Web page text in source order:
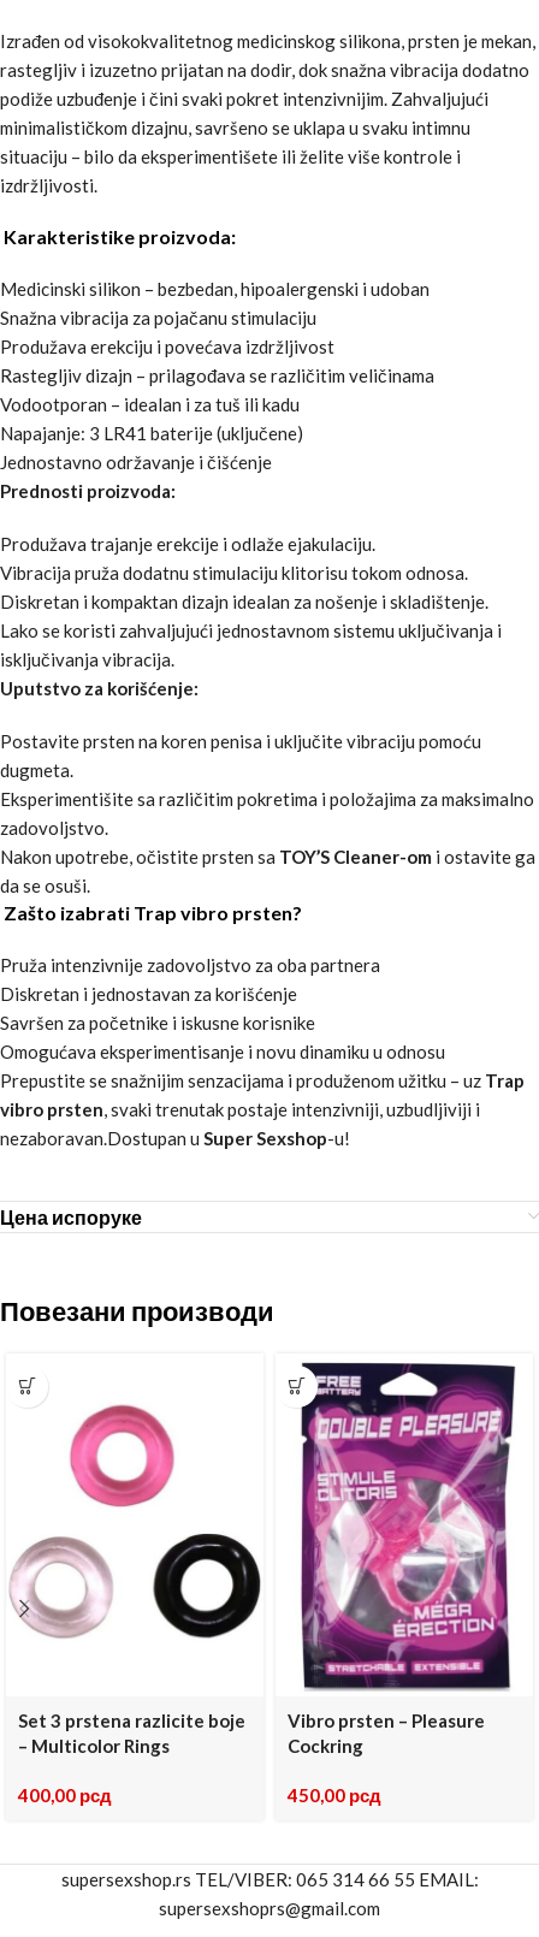
Izrađen od visokokvalitetnog medicinskog silikona, prsten je mekan,
rastegljiv i izuzetno prijatan na dodir, dok snažna vibracija dodatno
podiže uzbuđenje i čini svaki pokret intenzivnijim. Zahvaljujući
minimalističkom dizajnu, savršeno se uklapa u svaku intimnu
situaciju – bilo da eksperimentišete ili želite više kontrole i
izdržljivosti.
Karakteristike proizvoda:
Medicinski silikon – bezbedan, hipoalergenski i udoban
Snažna vibracija za pojačanu stimulaciju
Produžava erekciju i povećava izdržljivost
Rastegljiv dizajn – prilagođava se različitim veličinama
Vodootporan – idealan i za tuš ili kadu
Napajanje: 3 LR41 baterije (uključene)
Jednostavno održavanje i čišćenje
Prednosti proizvoda:
Produžava trajanje erekcije i odlaže ejakulaciju.
Vibracija pruža dodatnu stimulaciju klitorisu tokom odnosa.
Diskretan i kompaktan dizajn idealan za nošenje i skladištenje.
Lako se koristi zahvaljujući jednostavnom sistemu uključivanja i
isključivanja vibracija.
Uputstvo za korišćenje:
Postavite prsten na koren penisa i uključite vibraciju pomoću
dugmeta.
Eksperimentišite sa različitim pokretima i položajima za maksimalno
zadovoljstvo.
Nakon upotrebe, očistite prsten sa TOY’S Cleaner-om i ostavite ga
da se osuši.
Zašto izabrati Trap vibro prsten?
Pruža intenzivnije zadovoljstvo za oba partnera
Diskretan i jednostavan za korišćenje
Savršen za početnike i iskusne korisnike
Omogućava eksperimentisanje i novu dinamiku u odnosu
Prepustite se snažnijim senzacijama i produženom užitku – uz Trap
vibro prsten, svaki trenutak postaje intenzivniji, uzbudljiviji i
nezaboravan.Dostupan u Super Sexshop-u!
Цена испоруке
Повезани производи
Set 3 prstena razlicite boje
– Multicolor Rings
400,00 рсд
Vibro prsten – Pleasure
Cockring
450,00 рсд
supersexshop.rs TEL/VIBER: 065 314 66 55 EMAIL:
supersexshoprs@gmail.com